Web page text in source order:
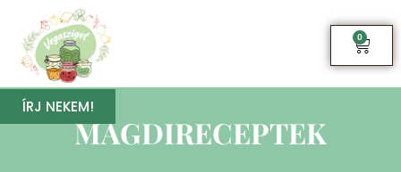
0
ÍRJ NEKEM!
MAGDIRECEPTEK